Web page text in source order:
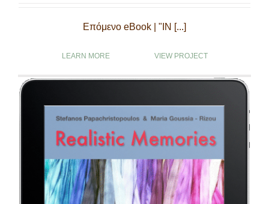
Επόμενο eBook | "IN [...]
LEARN MORE VIEW PROJECT